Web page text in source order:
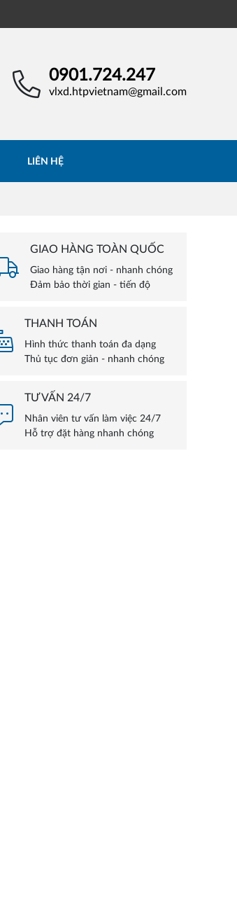
0901.724.247
vlxd.htpvietnam@gmail.com
LIÊN HỆ
GIAO HÀNG TOÀN QUỐC
Giao hàng tận nơi - nhanh chóng
Đảm bảo thời gian - tiến độ
THANH TOÁN
Hình thức thanh toán đa dạng
Thủ tục đơn giản - nhanh chóng
TƯ VẤN 24/7
Nhân viên tư vấn làm việc 24/7
Hỗ trợ đặt hàng nhanh chóng